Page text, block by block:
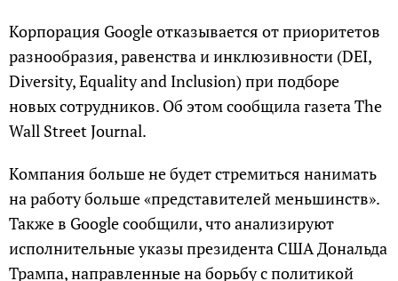
Корпорация Google отказывается от приоритетов
разнообразия, равенства и инклюзивности (DEI,
Diversity, Equality and Inclusion) при подборе
новых сотрудников. Об этом сообщила газета The
Wall Street Journal.
Компания больше не будет стремиться нанимать
на работу больше «представителей меньшинств».
Также в Google сообщили, что анализируют
исполнительные указы президента США Дональда
Трампа, направленные на борьбу с политикой